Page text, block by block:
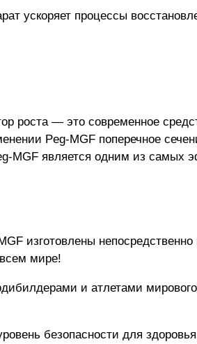
ускоряет процессы
роста ― это современное
Peg-MGF поперечное
MGF является одним из самых
изготовлены непосредственно
мире!
и атлетами
безопасности для